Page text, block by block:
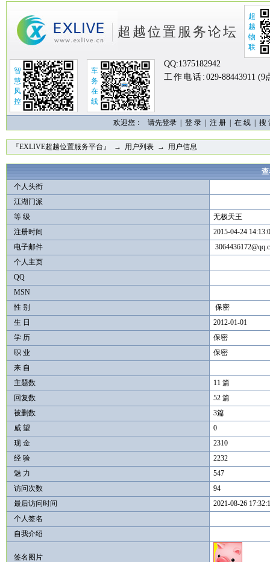
超越位置服务论坛
超
越
物
联
智
慧
风
控
车
务
在
线
QQ:1375182942
工作电话: 029-88443911 (9
欢迎您： 请先登录 | 登 录 注 册 在 线 搜
『EXLIVE超越位置服务平台』 → 用户列表→ 用户信息
查
个人头衔
江湖门派
等 级
无极天王
注册时间
2015-04-24
电子邮件
个人主页
QQ
MSN
性 别
保密
生 日
2012-01-01
学 历
保密
职 业
保密
来 自
主题数
11 篇
回复数
52 篇
被删数
3篇
威 望
0
现 金
2310
经 验
2232
魅 力
547
访问次数
94
最后访问时间
2021-08-26
个人签名
自我介绍
签名图片